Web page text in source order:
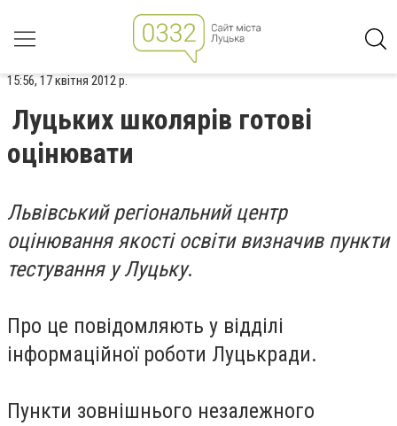
15:56, 17 квітня 2012 р.
Луцьких школярів готові
оцінювати
Львівський регіональний центр
оцінювання якості освіти визначив пункти
тестування у Луцьку.
Про це повідомляють у відділі
інформаційної роботи Луцькради.
Пункти зовнішнього незалежного